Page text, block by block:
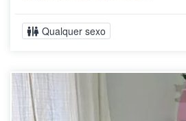
Qualquer sexo